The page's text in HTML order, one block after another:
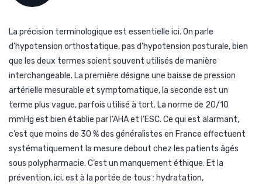
La précision terminologique est essentielle ici. On parle
d’hypotension orthostatique, pas d’hypotension posturale, bien
que les deux termes soient souvent utilisés de manière
interchangeable. La première désigne une baisse de pression
artérielle mesurable et symptomatique, la seconde est un
terme plus vague, parfois utilisé à tort. La norme de 20/10
mmHg est bien établie par l’AHA et l’ESC. Ce qui est alarmant,
c’est que moins de 30 % des généralistes en France effectuent
systématiquement la mesure debout chez les patients âgés
sous polypharmacie. C’est un manquement éthique. Et la
prévention, ici, est à la portée de tous : hydratation,